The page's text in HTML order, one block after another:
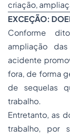
criação,
EXCEÇÃO:
Conforme
ampliação
acidente
fora, de forma
de sequelas
trabalho.
Entretanto, as
trabalho, por